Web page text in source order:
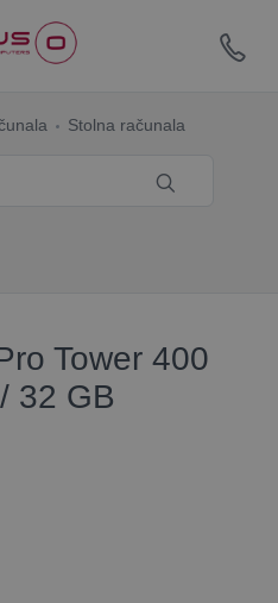
Stolna računala
Tower 400
32 GB